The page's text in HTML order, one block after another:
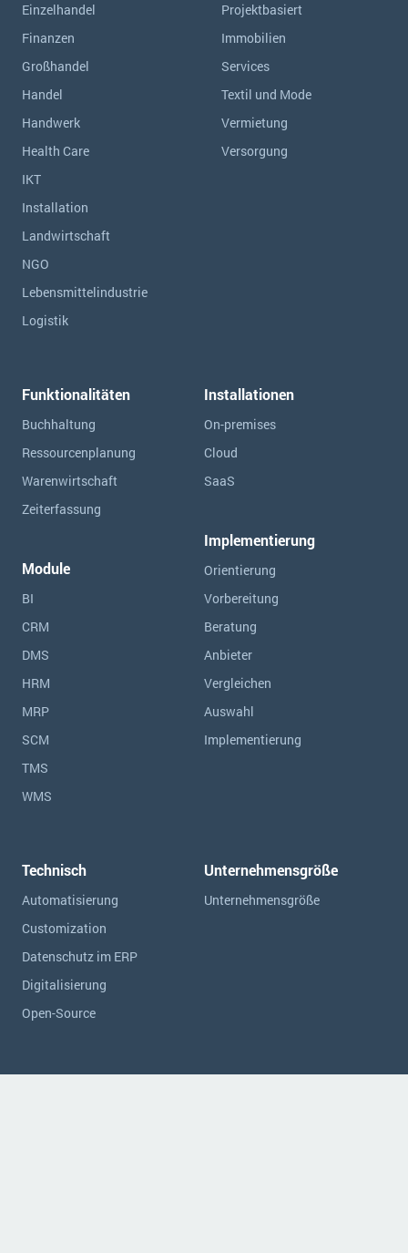
Einzelhandel
Finanzen
Großhandel
Handel
Handwerk
Health Care
IKT
Installation
Landwirtschaft
NGO
Lebensmittelindustrie
Logistik
Projektbasiert
Immobilien
Services
Textil und Mode
Vermietung
Versorgung
Funktionalitäten
Buchhaltung
Ressourcen­planung
Warenwirtschaft
Zeiterfassung
Module
BI
CRM
DMS
HRM
MRP
SCM
TMS
WMS
Installationen
On-premises
Cloud
SaaS
Implementierung
Orientierung
Vorbereitung
Beratung
Anbieter
Vergleichen
Auswahl
Implementierung
Technisch
Automatisierung
Customization
Datenschutz im ERP
Digitalisierung
Open-Source
Unternehmensgröße
Unternehmensgröße